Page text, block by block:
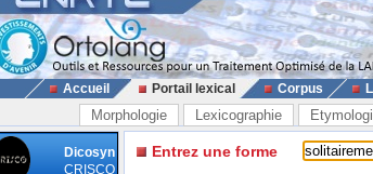
Accueil Portail lexical Corpus
Morphologie Lexicographie
Dicosyn
CRISCO
Entrez une forme